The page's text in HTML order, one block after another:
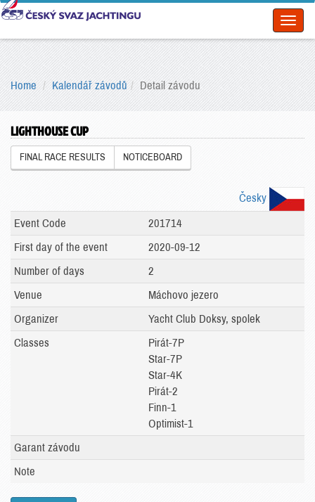
Home Kalendář závodů Detail závodu
LIGHTHOUSE CUP
FINAL RACE RESULTS NOTICEBOARD
Česky
Event Code
201714
First day of the event
2020-09-12
Number of days
2
Venue
Máchovo jezero
Organizer
Yacht Club Doksy, spolek
Classes
Pirát-7P
Star-7P
Star-4K
Pirát-2
Finn-1
Optimist-1
Garant závodu
Note